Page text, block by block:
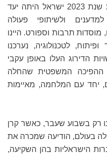
ישראל. צריך לזכור שעד לראשית שנת 2023 ישראל היתה יעד
ולשיתופי פעולה
מוסדות תרבות וספורט. היינו
לטכנולוגיה, נערכנו
הדירוג העלו באופן עקבי
ההפיכה המשפטית שהחלה
עד היום, יחד עם המלחמה, מאיימות
רק בשבוע שעבר, כאשר קרן
בעולם, הודיעה שמכרה את
בחלק ניכר מ–61 החברות הישראליות בהן השקיעה,